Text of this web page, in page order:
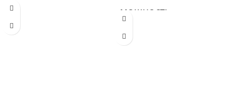
КОНДИЦИОНЕРА
НА ХОЛОД
МОЩНОСТЬ
КОНДИЦИОНЕРА
НА ХОЛОД